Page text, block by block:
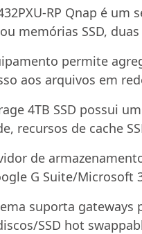
RP Qnap é
memórias SSD,
permite
aos arquivos em
4TB SSD possui
recursos de cache
de
G Suite/Microsoft
suporta gateways
SSD hot